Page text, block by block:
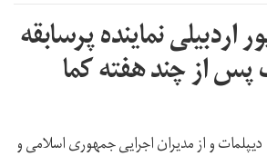
نماینده پرسابقه
پس از چند هفته کما
و از مدیران اجرایی جمهوری اسلامی و